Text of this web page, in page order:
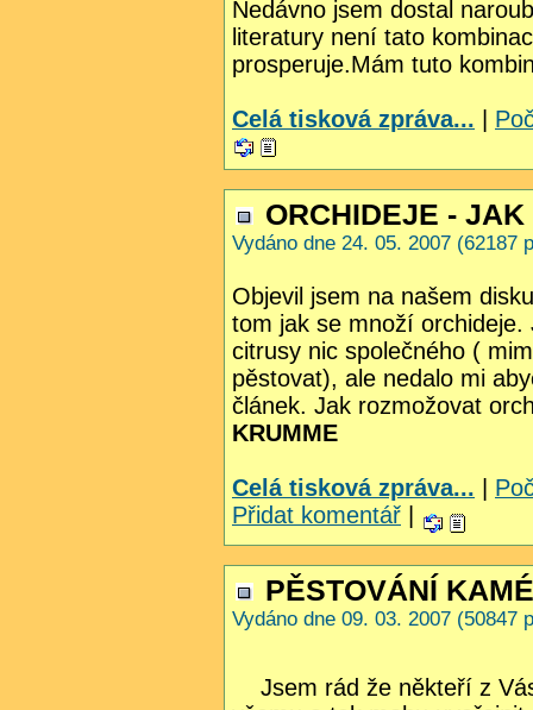
Nedávno jsem dostal
literatury není tato
prosperuje.Mám tuto
Celá tisková zpráva...
ORCHIDEJE - JAK
Vydáno dne 24. 05. 2007 (62187
Objevil jsem na našem
tom jak se množí
citrusy nic společného (
pěstovat), ale nedalo mi
článek. Jak rozmožovat
KRUMME
Celá tisková zpráva...
Přidat komentář
PĚSTOVÁNÍ
Vydáno dne 09. 03. 2007 (50847
Jsem rád že někteří z